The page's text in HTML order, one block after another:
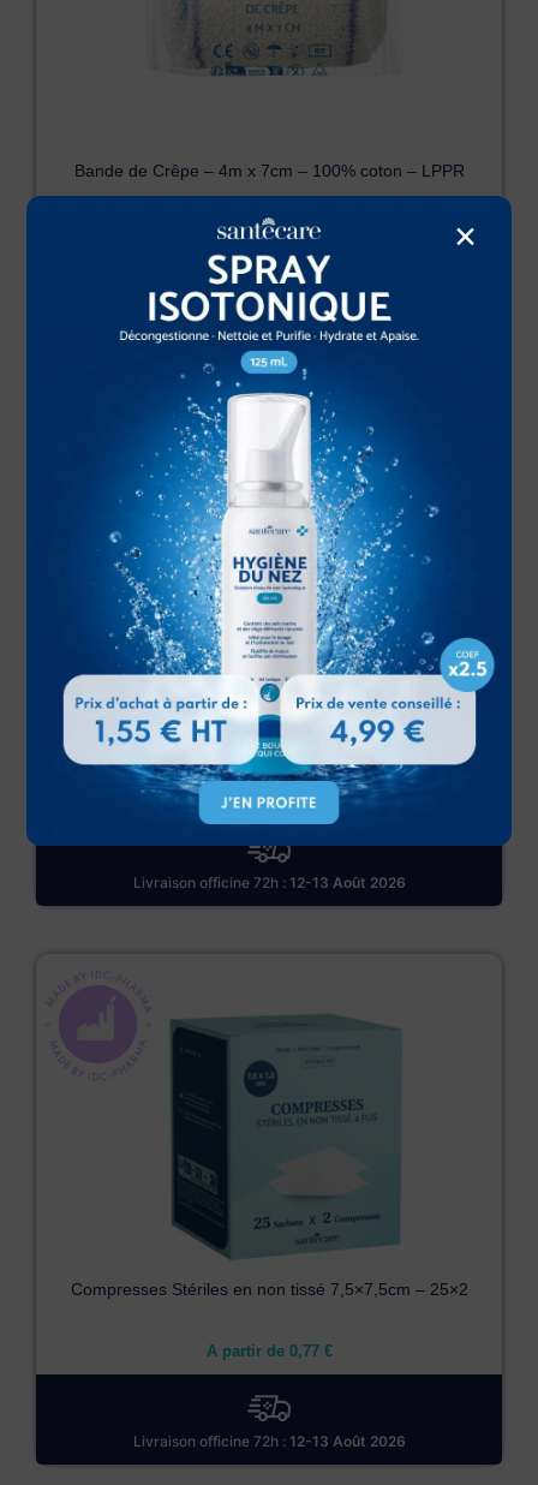
×
Bande de Crêpe – 4m x 7cm – 100% coton – LPPR
A partir de0,36
Livraison officine 72h :12-13 Août 2026
Compresses de Gaze 7,5×7,5cm – 25×2
Livraison officine 72h : 12-13 Août 2026
Compresses Stériles en non tissé 7,5×7,5cm – 25×2
A partir de 0,77 €
Livraison officine 72h : 12-13 Août 2026